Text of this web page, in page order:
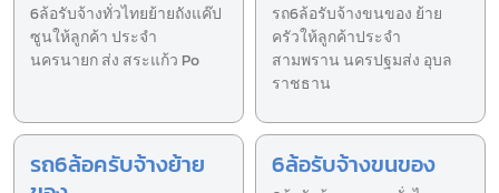
6ล้อรับจ้างทั่วไทยย้ายถังแค๊ป
ซูนให้ลูกค้า ประจำ
นครนายก ส่ง สระแก้ว Po
รถ6ล้อรับจ้างขนของ ย้าย
ครัวให้ลูกค้าประจำ
สามพราน นครปฐมส่ง อุบล
ราชธาน
รถ6ล้อครับจ้างย้าย
6ล้อรับจ้างขนของ